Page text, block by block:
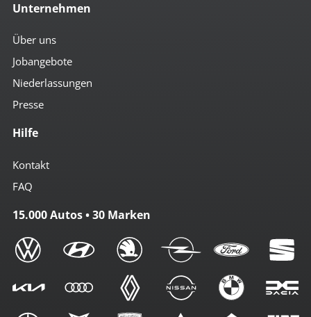
Unternehmen
Über uns
Jobangebote
Niederlassungen
Presse
Hilfe
Kontakt
FAQ
15.000 Autos • 30 Marken